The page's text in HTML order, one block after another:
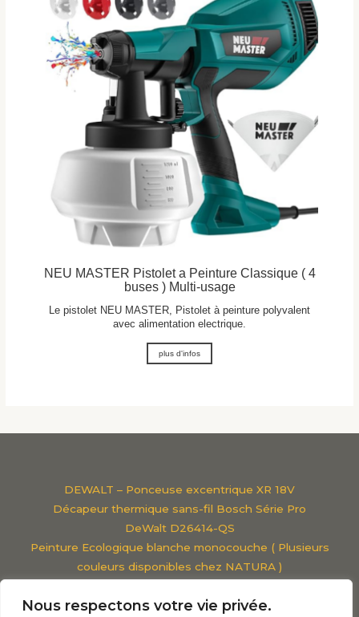
Nous respectons votre vie privée.
NEU MASTER Pistolet a Peinture Classique ( 4
buses ) Multi-usage
Le pistolet NEU MASTER, Pistolet à peinture polyvalent
avec alimentation electrique.
plus d'infos
DEWALT – Ponceuse excentrique XR 18V
Décapeur thermique sans-fil Bosch Série Pro
DeWalt D26414-QS
Peinture Ecologique blanche monocouche ( Plusieurs
couleurs disponibles chez NATURA )
Pistolet à peinture parkside